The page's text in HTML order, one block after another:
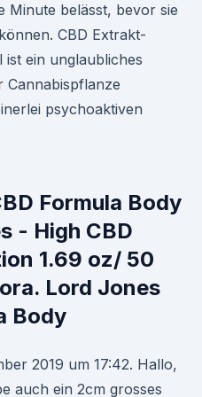
Minute belässt, bevor sie
CBD Extrakt-
ist ein unglaubliches
Cannabispflanze
psychoaktiven
Formula Body
- High CBD
1.69 oz/ 50
Lord Jones
Body
2019 um 17:42. Hallo,
auch ein 2cm grosses